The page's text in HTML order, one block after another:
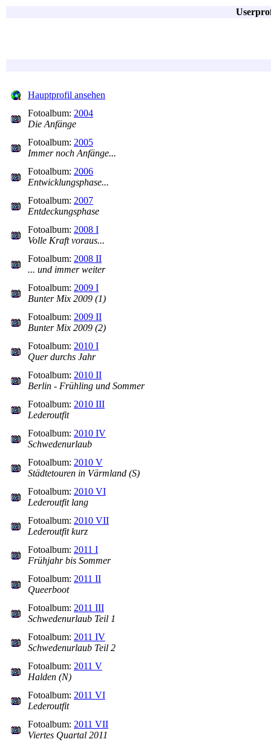
Hauptprofil ansehen
Fotoalbum: 2004
Die Anfänge
Fotoalbum: 2005
Immer noch Anfänge...
Fotoalbum: 2006
Entwicklungsphase...
Fotoalbum: 2007
Entdeckungsphase
Fotoalbum: 2008 I
Volle Kraft voraus...
Fotoalbum: 2008 II
... und immer weiter
Fotoalbum: 2009 I
Bunter Mix 2009 (1)
Fotoalbum: 2009 II
Bunter Mix 2009 (2)
Fotoalbum: 2010 I
Quer durchs Jahr
Fotoalbum: 2010 II
Berlin - Frühling und Sommer
Fotoalbum: 2010 III
Lederoutfit
Fotoalbum: 2010 IV
Schwedenurlaub
Fotoalbum: 2010 V
Städtetouren in Värmland (S)
Fotoalbum: 2010 VI
Lederoutfit lang
Fotoalbum: 2010 VII
Lederoutfit kurz
Fotoalbum: 2011 I
Frühjahr bis Sommer
Fotoalbum: 2011 II
Queerboot
Fotoalbum: 2011 III
Schwedenurlaub Teil 1
Fotoalbum: 2011 IV
Schwedenurlaub Teil 2
Fotoalbum: 2011 V
Halden (N)
Fotoalbum: 2011 VI
Lederoutfit
Fotoalbum: 2011 VII
Viertes Quartal 2011